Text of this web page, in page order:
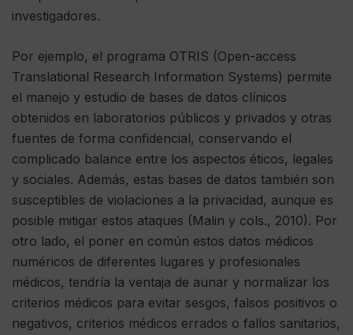
investigadores.
Por ejemplo, el programa OTRIS (Open-access
Translational Research Information Systems) permite
el manejo y estudio de bases de datos clínicos
obtenidos en laboratorios públicos y privados y otras
fuentes de forma confidencial, conservando el
complicado balance entre los aspectos éticos, legales
y sociales. Además, estas bases de datos también son
susceptibles de violaciones a la privacidad, aunque es
posible mitigar estos ataques (Malin y cols., 2010). Por
otro lado, el poner en común estos datos médicos
numéricos de diferentes lugares y profesionales
médicos, tendría la ventaja de aunar y normalizar los
criterios médicos para evitar sesgos, falsos positivos o
negativos, criterios médicos errados o fallos sanitarios,